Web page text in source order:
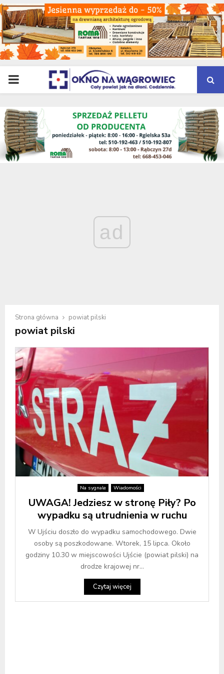
PRIMARY
MENU
ad
Strona główna powiat pilski
powiat pilski
Na sygnale Wiadomości
UWAGA! Jedziesz w stronę Piły? Po
wypadku są utrudnienia w ruchu
W Ujściu doszło do wypadku samochodowego. Dwie
osoby są poszkodowane. Wtorek, 15 lipca. Około
godziny 10.30 w miejscowości Ujście (powiat pilski) na
drodze krajowej nr...
Czytaj więcej